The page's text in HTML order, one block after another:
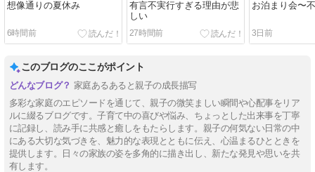
想像通りの夏休み
6時間前
有言不実行すぎる理由が悲
しい
27時間前
お泊まり会〜
3日前
このブログのここがポイント
家庭あるあると親子の成長描写
多彩な家庭のエピソードを通じて、親子の微笑ましい瞬間や心配事をリア
ルに綴るブログです。子育て中の喜びや悩み、ちょっとした出来事を丁寧
に記録し、読み手に共感と癒しをもたらします。親子の何気ない日常の中
にある大切な気づきを、魅力的な表現とともに伝え、心温まるひとときを
提供します。日々の家族の姿を多角的に描き出し、新たな発見や思いを共
有します。